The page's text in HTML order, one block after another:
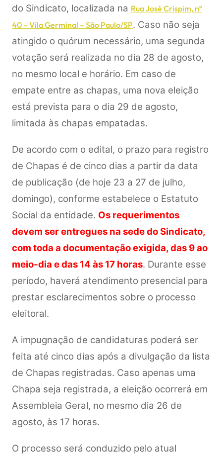
do Sindicato, localizada na Rua José Crispim, nº
40 – Vila Germinal – São Paulo/SP. Caso não seja
atingido o quórum necessário, uma segunda
votação será realizada no dia 28 de agosto,
no mesmo local e horário. Em caso de
empate entre as chapas, uma nova eleição
está prevista para o dia 29 de agosto,
limitada às chapas empatadas.
De acordo com o edital, o prazo para registro
de Chapas é de cinco dias a partir da data
de publicação (de hoje 23 a 27 de julho,
domingo), conforme estabelece o Estatuto
Social da entidade. Os requerimentos
devem ser entregues na sede do Sindicato,
com toda a documentação exigida, das 9 ao
meio-dia e das 14 às 17 horas. Durante esse
período, haverá atendimento presencial para
prestar esclarecimentos sobre o processo
eleitoral.
A impugnação de candidaturas poderá ser
feita até cinco dias após a divulgação da lista
de Chapas registradas. Caso apenas uma
Chapa seja registrada, a eleição ocorrerá em
Assembleia Geral, no mesmo dia 26 de
agosto, às 17 horas.
O processo será conduzido pelo atual